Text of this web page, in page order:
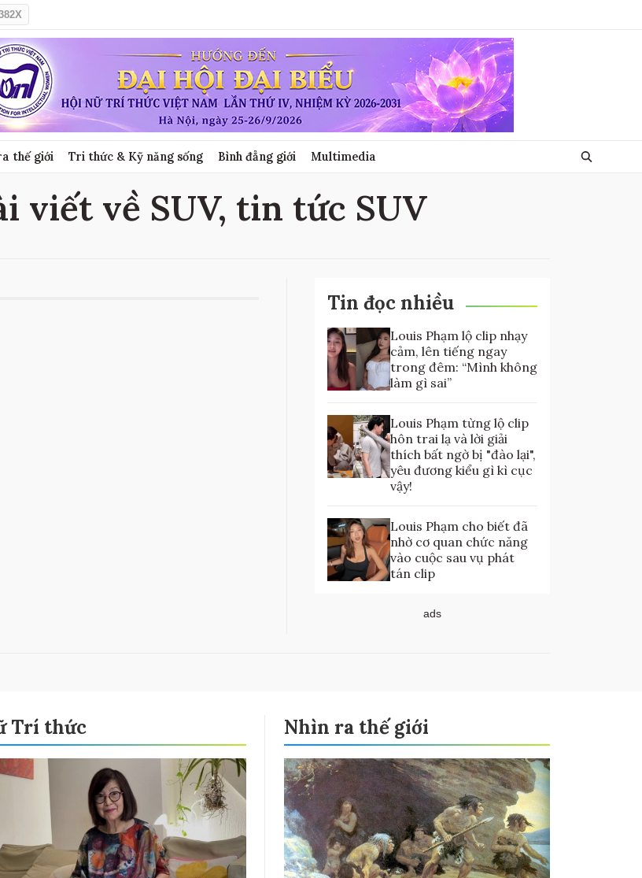
thế giới Tri thức & Kỹ năng sống Bình đẳng giới Multimedia
viết về SUV, tin tức SUV
Tin đọc nhiều
Louis Phạm lộ clip nhạy
cảm, lên tiếng ngay
trong đêm: “Mình không
làm gì sai”
Louis Phạm từng lộ clip
hôn trai lạ và lời giải
thích bất ngờ bị "đào lại",
yêu đương kiểu gì kì cục
vậy!
Louis Phạm cho biết đã
nhờ cơ quan chức năng
vào cuộc sau vụ phát
tán clip
ads
Trí thức Nhìn ra thế giới